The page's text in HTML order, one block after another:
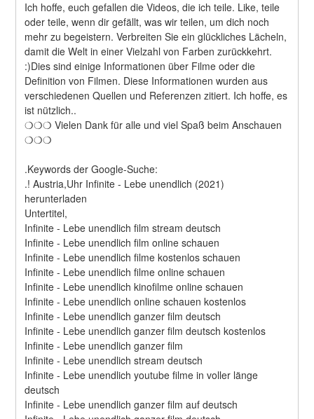
Ich hoffe, euch gefallen die Videos, die ich teile. Like, teile
oder teile, wenn dir gefällt, was wir teilen, um dich noch
mehr zu begeistern. Verbreiten Sie ein glückliches Lächeln,
damit die Welt in einer Vielzahl von Farben zurückkehrt.
:)Dies sind einige Informationen über Filme oder die
Definition von Filmen. Diese Informationen wurden aus
verschiedenen Quellen und Referenzen zitiert. Ich hoffe, es
ist nützlich..
❍❍❍ Vielen Dank für alle und viel Spaß beim Anschauen
❍❍❍
.Keywords der Google-Suche:
.! Austria,Uhr Infinite - Lebe unendlich (2021)
herunterladen
Untertitel,
Infinite - Lebe unendlich film stream deutsch
Infinite - Lebe unendlich film online schauen
Infinite - Lebe unendlich filme kostenlos schauen
Infinite - Lebe unendlich filme online schauen
Infinite - Lebe unendlich kinofilme online schauen
Infinite - Lebe unendlich online schauen kostenlos
Infinite - Lebe unendlich ganzer film deutsch
Infinite - Lebe unendlich ganzer film deutsch kostenlos
Infinite - Lebe unendlich ganzer film
Infinite - Lebe unendlich stream deutsch
Infinite - Lebe unendlich youtube filme in voller länge
deutsch
Infinite - Lebe unendlich ganzer film auf deutsch